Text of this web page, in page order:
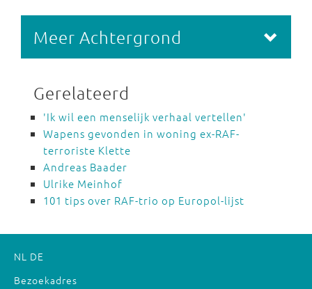
Meer Achtergrond
Gerelateerd
'Ik wil een menselijk verhaal vertellen'
Wapens gevonden in woning ex-RAF-
terroriste Klette
Andreas Baader
Ulrike Meinhof
101 tips over RAF-trio op Europol-lijst
NL DE
Bezoekadres